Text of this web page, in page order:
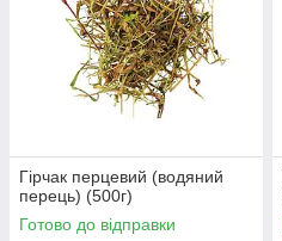
Гірчак перцевий (водяний
перець) (500г)
Готово до відправки